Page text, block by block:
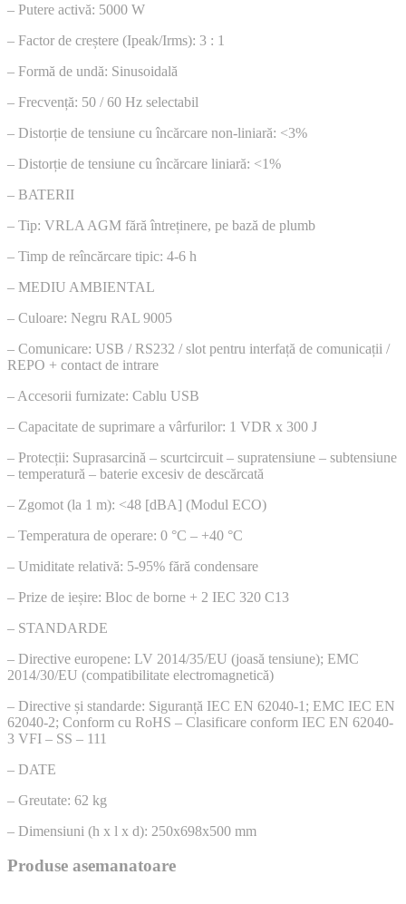
– Putere activă: 5000 W
– Factor de creștere (Ipeak/Irms): 3 : 1
– Formă de undă: Sinusoidală
– Frecvență: 50 / 60 Hz selectabil
– Distorție de tensiune cu încărcare non-liniară: <3%
– Distorție de tensiune cu încărcare liniară: <1%
– BATERII
– Tip: VRLA AGM fără întreținere, pe bază de plumb
– Timp de reîncărcare tipic: 4-6 h
– MEDIU AMBIENTAL
– Culoare: Negru RAL 9005
– Comunicare: USB / RS232 / slot pentru interfață de comunicații /
REPO + contact de intrare
– Accesorii furnizate: Cablu USB
– Capacitate de suprimare a vârfurilor: 1 VDR x 300 J
– Protecții: Suprasarcină – scurtcircuit – supratensiune – subtensiune
– temperatură – baterie excesiv de descărcată
– Zgomot (la 1 m): <48 [dBA] (Modul ECO)
– Temperatura de operare: 0 °C – +40 °C
– Umiditate relativă: 5-95% fără condensare
– Prize de ieșire: Bloc de borne + 2 IEC 320 C13
– STANDARDE
– Directive europene: LV 2014/35/EU (joasă tensiune); EMC
2014/30/EU (compatibilitate electromagnetică)
– Directive și standarde: Siguranță IEC EN 62040-1; EMC IEC EN
62040-2; Conform cu RoHS – Clasificare conform IEC EN 62040-
3 VFI – SS – 111
– DATE
– Greutate: 62 kg
– Dimensiuni (h x l x d): 250x698x500 mm
Produse asemanatoare